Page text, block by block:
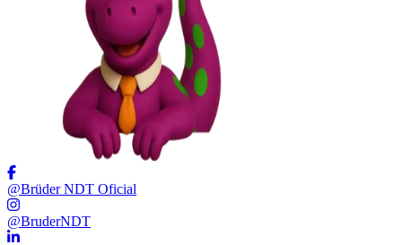
@Brüder NDT Oficial
@BruderNDT